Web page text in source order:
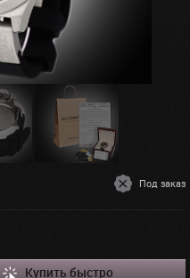
Под заказ
Купить быстро